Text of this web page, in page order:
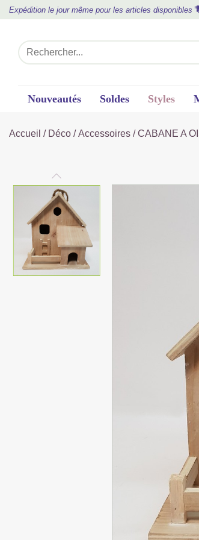
Expédition le jour même pour les articles disponibles
Nouveautés Soldes Styles
Accueil / Déco /Accessoires / CABANE A